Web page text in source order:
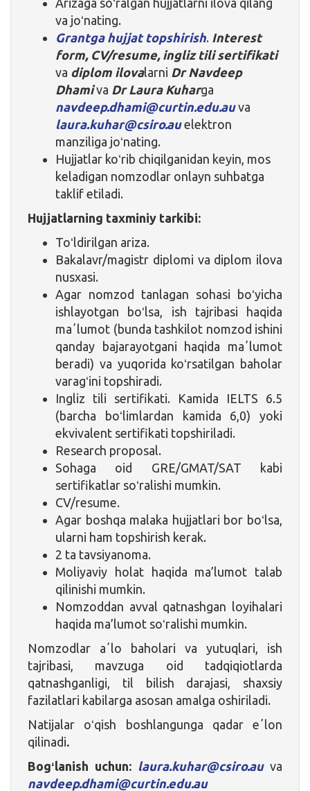
va joʻnating.
Grantga hujjat topshirish. Interest
form, CV/resume, ingliz tili sertifikati
va diplom ilovalarni Dr Navdeep
Dhamiva Dr Laura Kuharga
navdeep.dhami@curtin.edu.auva
laura.kuhar@csiro.auelektron
manziliga joʻnating.
Hujjatlar koʻrib chiqilganidan keyin, mos
keladigan nomzodlar onlayn suhbatga
taklif etiladi.
Hujjatlarning taxminiy tarkibi:
Toʻldirilgan ariza.
Bakalavr/magistr diplomi va diplom ilova
nusxasi.
Agar nomzod tanlagan sohasi boʻyicha
ishlayotgan boʻlsa, ish tajribasi haqida
maʼlumot (bunda tashkilot nomzod ishini
qanday bajarayotgani haqida maʼlumot
beradi) va yuqorida koʻrsatilgan baholar
varagʻini topshiradi.
Ingliz tili sertifikati. Kamida IELTS 6.5
(barcha boʻlimlardan kamida 6,0) yoki
ekvivalent sertifikati topshiriladi.
Research proposal.
Sohaga oid GRE/GMAT/SAT kabi
sertifikatlar soʻralishi mumkin.
CV/resume.
Agar boshqa malaka hujjatlari bor boʻlsa,
ularni ham topshirish kerak.
2 ta tavsiyanoma.
Moliyaviy holat haqida ma’lumot talab
qilinishi mumkin.
Nomzoddan avval qatnashgan loyihalari
haqida ma’lumot soʻralishi mumkin.
Nomzodlar aʼlo baholari va yutuqlari, ish
tajribasi, mavzuga oid tadqiqiotlarda
qatnashganligi, til bilish darajasi, shaxsiy
fazilatlari kabilarga asosan amalga oshiriladi.
Natijalar oʻqish boshlangunga qadar eʼlon
qilinadi.
Bogʻlanish uchun: laura.kuhar@csiro.auva
navdeep.dhami@curtin.edu.au